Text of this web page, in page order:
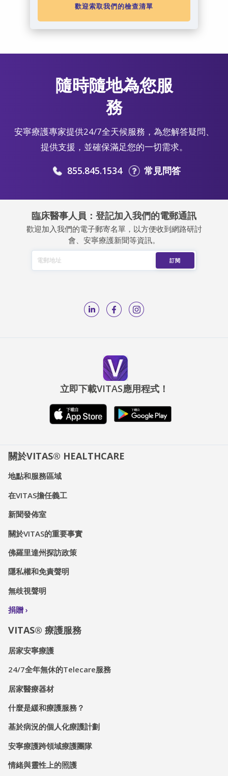
歡迎索取我們的檢查清單
隨時隨地為您服
務
安寧療護專家提供24/7全天候服務，為您解答疑問、
提供支援，並確保滿足您的一切需求。
855.845.1534 常見問答
臨床醫事人員：登記加入我們的電郵通訊
歡迎加入我們的電子郵寄名單，以方便收到網路研討
會、安寧療護新聞等資訊。
立即下載VITAS應用程式！
關於VITAS® HEALTHCARE
地點和服務區域
在VITAS擔任義工
新聞發佈室
關於VITAS的重要事實
佛羅里達州探訪政策
隱私權和免責聲明
無歧視聲明
捐贈
VITAS® 療護服務
居家安寧療護
24/7全年無休的Telecare服務
居家醫療器材
什麼是緩和療護服務？
基於病況的個人化療護計劃
安寧療護跨領域療護團隊
情緒與靈性上的照護